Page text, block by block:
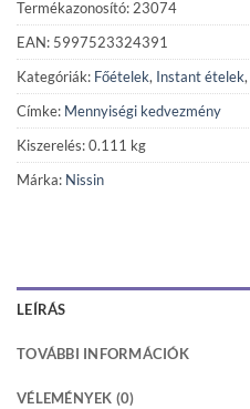
Termékazonosító: 23074
EAN: 5997523324391
Kategóriák: Főételek, Instant ételek,
Címke: Mennyiségi kedvezmény
Kiszerelés: 0.111 kg
Márka: Nissin
LEÍRÁS
TOVÁBBI INFORMÁCIÓK
VÉLEMÉNYEK (0)